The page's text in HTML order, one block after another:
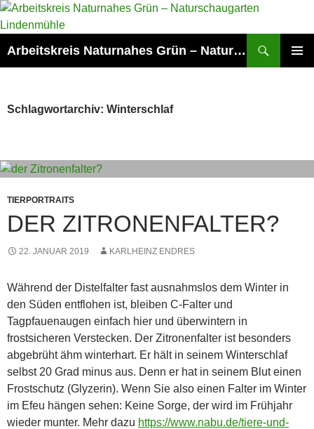
Zum
Inhalt
Arbeitskreis Naturnahes Grün – Naturschaugarten Lindenmühle
Schlagwortarchiv: Winterschlaf
TIERPORTRAITS
DER ZITRONENFALTER?
22. JANUAR 2019 KARLHEINZ ENDRES
Während der Distelfalter fast ausnahmslos dem Winter in
den Süden entflohen ist, bleiben C-Falter und
Tagpfauenaugen einfach hier und überwintern in
frostsicheren Verstecken. Der Zitronenfalter ist besonders
abgebrüht ähm winterhart. Er hält in seinem Winterschlaf
selbst 20 Grad minus aus. Denn er hat in seinem Blut einen
Frostschutz (Glyzerin). Wenn Sie also einen Falter im Winter
im Efeu hängen sehen: Keine Sorge, der wird im Frühjahr
wieder munter. Mehr dazu https://www.nabu.de/tiere-und-